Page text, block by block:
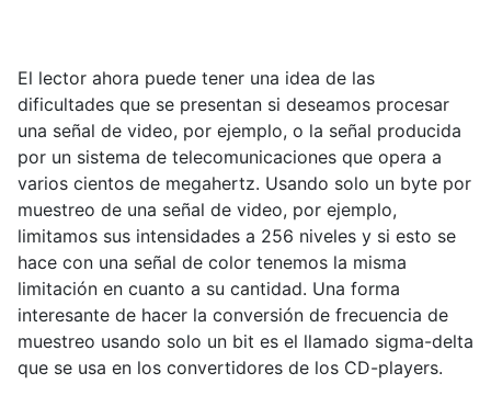
El lector ahora puede tener una idea de las
dificultades que se presentan si deseamos procesar
una señal de video, por ejemplo, o la señal producida
por un sistema de telecomunicaciones que opera a
varios cientos de megahertz. Usando solo un byte por
muestreo de una señal de video, por ejemplo,
limitamos sus intensidades a 256 niveles y si esto se
hace con una señal de color tenemos la misma
limitación en cuanto a su cantidad. Una forma
interesante de hacer la conversión de frecuencia de
muestreo usando solo un bit es el llamado sigma-delta
que se usa en los convertidores de los CD-players.